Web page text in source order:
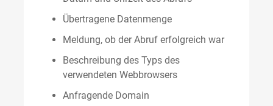
Übertragene Datenmenge
Meldung, ob der Abruf erfolgreich war
Beschreibung des Typs des
verwendeten Webbrowsers
Anfragende Domain